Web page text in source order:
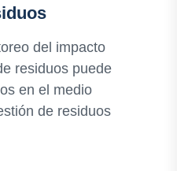
del impacto
residuos puede
en el medio
de residuos